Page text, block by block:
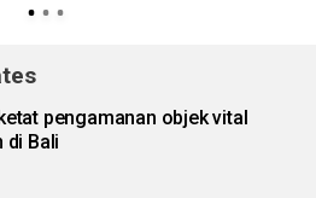
pengamanan objek vital
di Bali